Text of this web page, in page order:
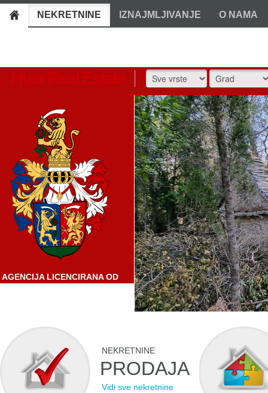
NEKRETNINE IZNAJMLJIVANJE O NAMA
AGENCIJA LICENCIRANA OD
STRANE HRVATSKE
NEKRETNINE
PRODAJA
Vidi sve nekretnine